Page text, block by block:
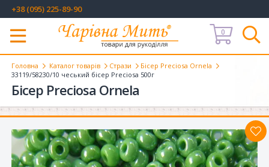
+38 (095) 225-89-90
Меню
0
Головна Каталог товарів Стрази
Бісер Preciosa Ornela
33119/58230/10 чеський бісер Preciosa 500г
Бісер Preciosa Ornela